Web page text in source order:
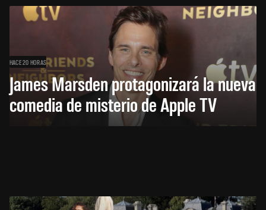
HACE 20 HORAS
James Marsden protagonizará la nueva
comedia de misterio de Apple TV